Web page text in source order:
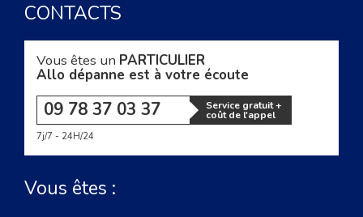
CONTACTS
Vous êtes un PARTICULIER
Allo dépanne est à votre écoute
09 78 37 03 37 Service gratuit +
coût de l'appel
7j/7 - 24H/24
Vous êtes :